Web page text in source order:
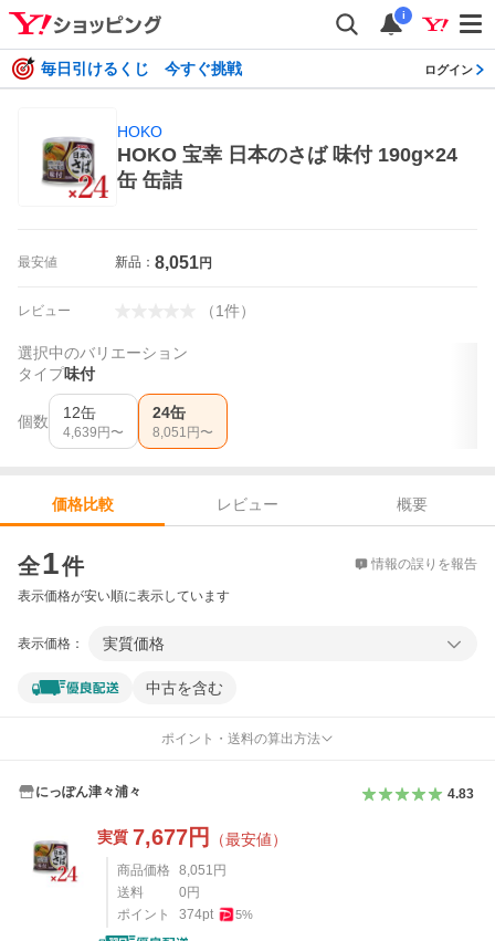
i
毎日引けるくじ 今すぐ挑戦 ログイン
HOKO
HOKO 宝幸 日本のさば 味付 190g×24
缶 缶詰
最安値 新品： 8,051円
レビュー （1件）
選択中のバリエーション
タイプ味付
個数 12缶
4,639 円〜
24缶
8,051 円〜
価格比較 レビュー
概要
全1件 情報の誤りを報告
表示価格が安い順に表示しています
表示価格： 実質価格
中古を含む
ポイント・送料の算出方法
にっぽん津々浦々 4.83
実質 7,677円 （最安値）
商品価格 8,051 円
送料
0 円
ポイント
374pt 5%